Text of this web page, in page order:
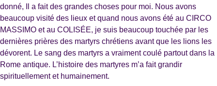
donné, Il a fait des grandes choses pour moi. Nous avons
beaucoup visité des lieux et quand nous avons été au CIRCO
MASSIMO et au COLISÉE, je suis beaucoup touchée par les
dernières prières des martyrs chrétiens avant que les lions les
dévorent. Le sang des martyrs a vraiment coulé partout dans la
Rome antique. L’histoire des martyres m’a fait grandir
spirituellement et humainement.